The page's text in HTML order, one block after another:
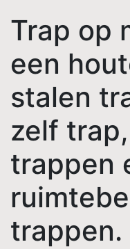
Trap op
een
stalen
zelf
trappen
trappen.